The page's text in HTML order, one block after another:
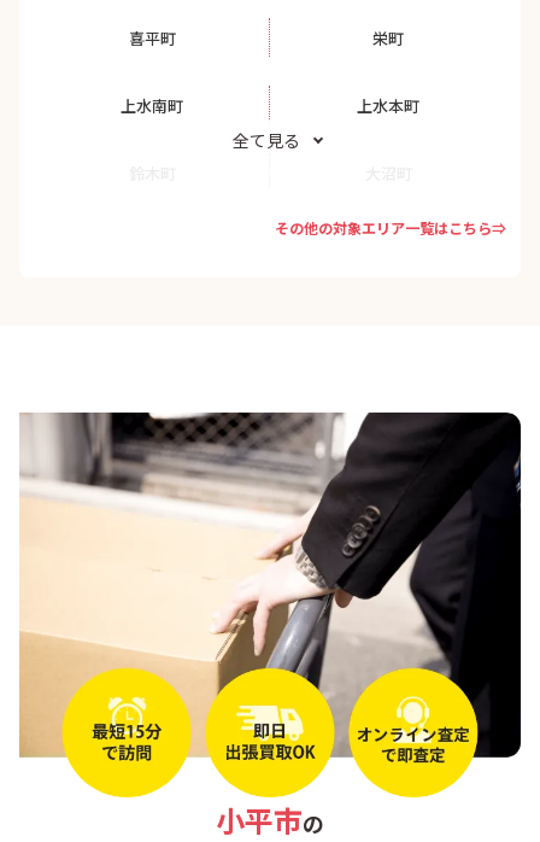
喜平町 栄町
上水南町 上水本町
花小金井
天神町
たかの台
全て見る
その他の対象エリア一覧はこちら⇒
小平市の